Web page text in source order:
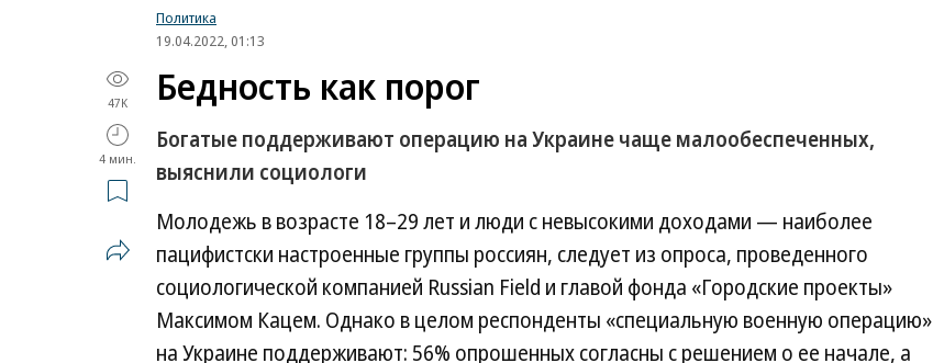
Политика
19.04.2022, 01:13
47K
4 мин.
Бедность как порог
Богатые поддерживают операцию на Украине чаще малообеспеченных,
выяснили социологи
Молодежь в возрасте 18–29 лет и люди с невысокими доходами — наиболее
пацифистски настроенные группы россиян, следует из опроса, проведенного
социологической компанией Russian Field и главой фонда «Городские проекты»
Максимом Кацем. Однако в целом респонденты «специальную военную операцию»
на Украине поддерживают: 56% опрошенных согласны с решением о ее начале, а